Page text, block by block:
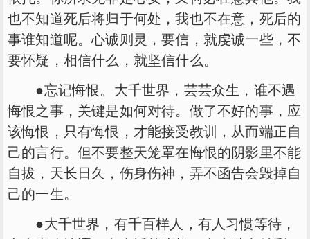
也不知道死后将归于何处，我也不在意，死后的
事谁知道呢。心诚则灵，要信，就虔诚一些，不
要怀疑，相信什么，就坚信什么。
●忘记悔恨。大千世界，芸芸众生，谁不遇
悔恨之事，关键是如何对待。做了不好的事，应
该悔恨，只有悔恨，才能接受教训，从而端正自
己的言行。但不要整天笼罩在悔恨的阴影里不能
自拔，天长日久，伤身伤神，弄不函告会毁掉自
己的一生。
●大千世界，有千百样人，有人习惯等待，